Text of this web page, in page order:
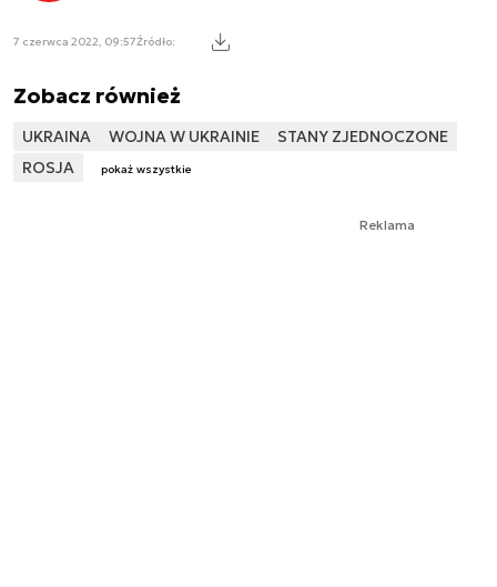
7 czerwca 2022, 09:57Źródło:
Zobacz również
UKRAINA WOJNA W UKRAINIE
STANY ZJEDNOCZONE
ROSJA
pokaż wszystkie
Reklama